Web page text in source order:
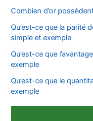
Combien d’or
Qu’est-ce que la parité
simple et exemple
Qu’est-ce que
exemple
Qu’est-ce que le
exemple